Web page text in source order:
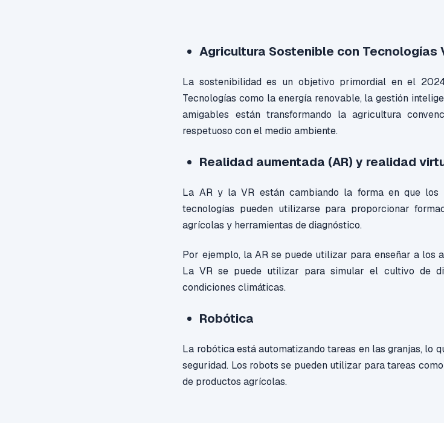
Agricultura Sostenible con Tecnologías
La sostenibilidad es un objetivo primordial en el
Tecnologías como la energía renovable, la gestión
amigables están transformando la agricultura
respetuoso con el medio ambiente.
Realidad aumentada (AR) y realidad
La AR y la VR están cambiando la forma en que los
tecnologías pueden utilizarse para proporcionar
agrícolas y herramientas de diagnóstico.
Por ejemplo, la AR se puede utilizar para enseñar a los
La VR se puede utilizar para simular el cultivo de
condiciones climáticas.
Robótica
La robótica está automatizando tareas en las granjas, lo
seguridad. Los robots se pueden utilizar para tareas
de productos agrícolas.